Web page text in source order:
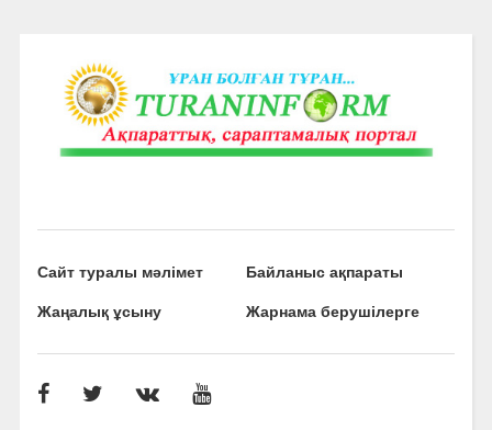
Сайт туралы мәлімет Байланыс ақпараты
Жаңалық ұсыну Жарнама берушілерге